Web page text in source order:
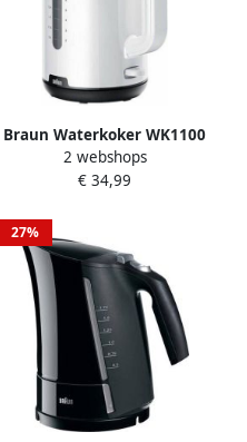
Braun Waterkoker WK1100
2200W Zwart Wit Plastic
2200 W 1 7 L
2 webshops
€ 34,99
27%